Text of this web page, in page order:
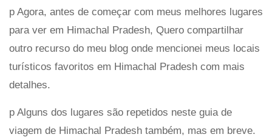
p Agora, antes de começar com meus melhores lugares
para ver em Himachal Pradesh, Quero compartilhar
outro recurso do meu blog onde mencionei meus locais
turísticos favoritos em Himachal Pradesh com mais
detalhes.
p Alguns dos lugares são repetidos neste guia de
viagem de Himachal Pradesh também, mas em breve.